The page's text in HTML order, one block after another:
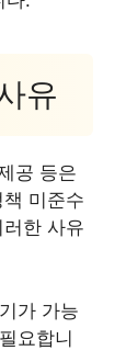
유
공 등은
미준수
한 사유
가 가능
요합니